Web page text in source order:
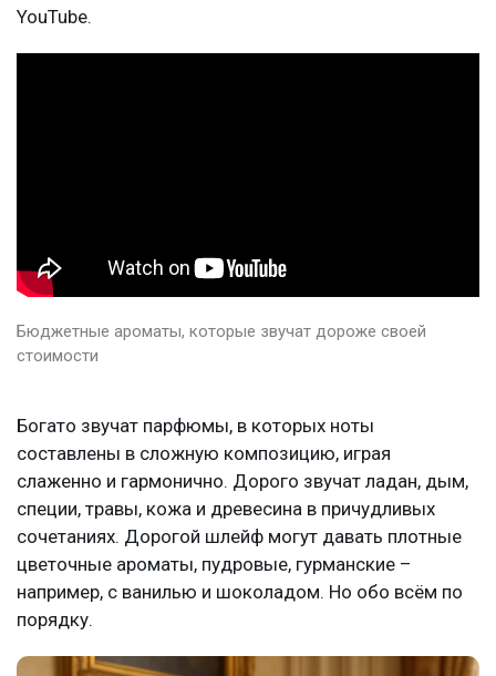
YouTube.
Бюджетные ароматы, которые звучат дороже своей
стоимости
Богато звучат парфюмы, в которых ноты
составлены в сложную композицию, играя
слаженно и гармонично. Дорого звучат ладан, дым,
специи, травы, кожа и древесина в причудливых
сочетаниях. Дорогой шлейф могут давать плотные
цветочные ароматы, пудровые, гурманские –
например, с ванилью и шоколадом. Но обо всём по
порядку.